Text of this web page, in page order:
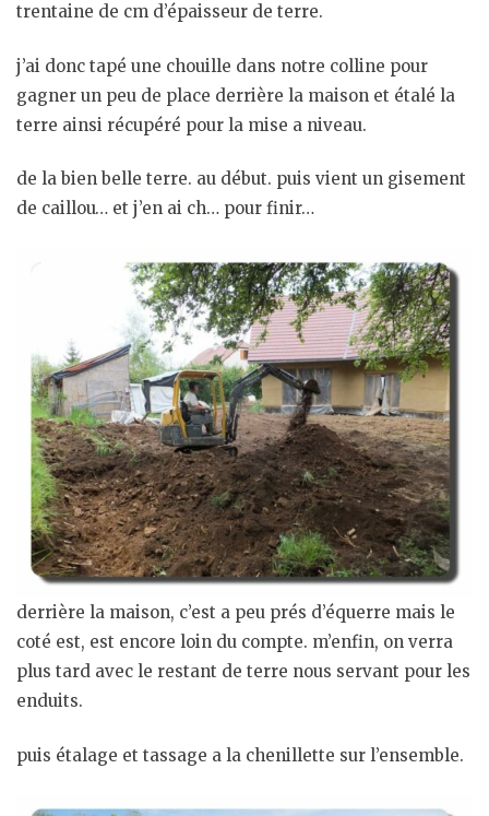
trentaine de cm d’épaisseur de terre.
j’ai donc tapé une chouille dans notre colline pour
gagner un peu de place derrière la maison et étalé la
terre ainsi récupéré pour la mise a niveau.
de la bien belle terre. au début. puis vient un gisement
de caillou… et j’en ai ch… pour finir…
derrière la maison, c’est a peu prés d’équerre mais le
coté est, est encore loin du compte. m’enfin, on verra
plus tard avec le restant de terre nous servant pour les
enduits.
puis étalage et tassage a la chenillette sur l’ensemble.